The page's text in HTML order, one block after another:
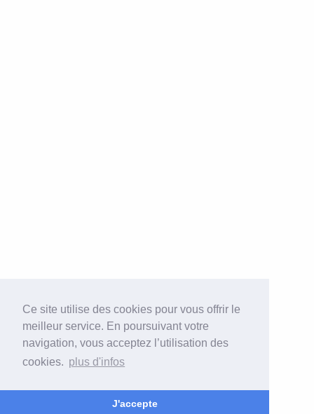
Ce site utilise des cookies pour vous offrir le
meilleur service. En poursuivant votre
navigation, vous acceptez l’utilisation des
cookies. plus d'infos
J'accepte